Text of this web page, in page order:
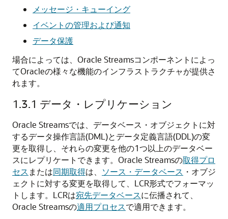
メッセージ・キューイング
イベントの管理および通知
データ保護
場合によっては、Oracle Streamsコンポーネントによっ
てOracleの様々な機能のインフラストラクチャが提供さ
れます。
1.3.1 データ・レプリケーション
Oracle Streamsでは、データベース・オブジェクトに対
するデータ操作言語(DML)とデータ定義言語(DDL)の変
更を取得し、それらの変更を他の1つ以上のデータベー
スにレプリケートできます。Oracle Streamsの取得プロ
セス または同期取得は、 ソース・データベース ・オブジ
ェクトに対する変更を取得して、LCR形式でフォーマッ
トします。LCRは宛先データベースに伝播されて、
Oracle Streamsの適用プロセスで適用できます。